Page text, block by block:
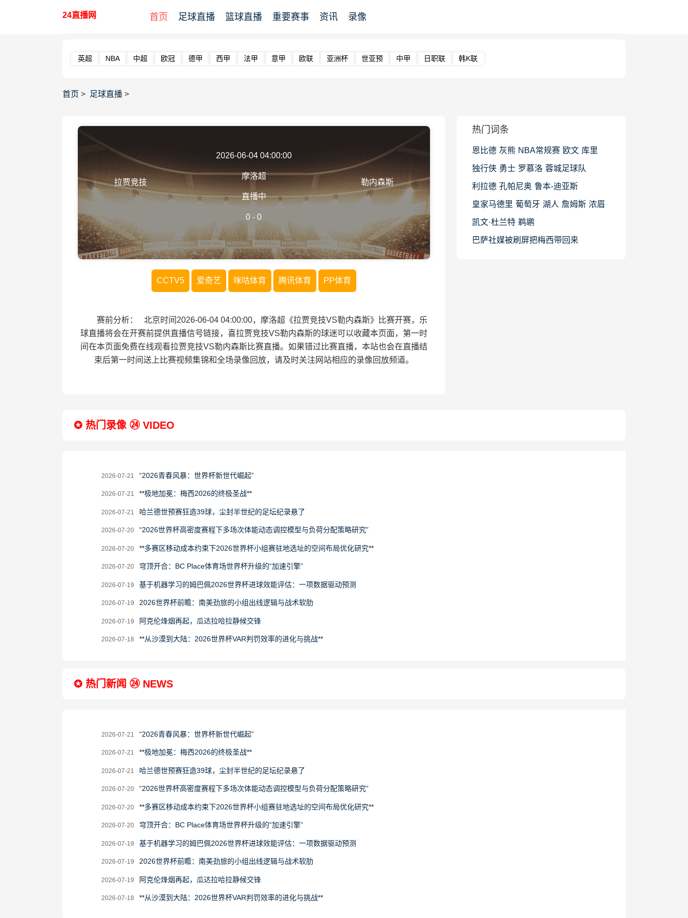
24直播网 首页 足球直播 篮球直播 重要赛事 资讯 录像
英超 NBA 中超 欧冠 德甲 西甲 法甲 意甲 欧联 亚洲杯 世亚预 中甲 日职联 韩K联
首页 > 足球直播 >
拉贾竞技
2026-06-04 04:00:00
摩洛超
直播中
0 -0
勒内森斯
CCTV5 爱奇艺 咪咕体育 腾讯体育 PP体育
赛前分析： 北京时间2026-06-04 04:00:00，摩洛超《拉贾竞技VS勒内森斯》比赛开赛，乐
球直播将会在开赛前提供直播信号链接，喜拉贾竞技VS勒内森斯的球迷可以收藏本页面，第一时
间在本页面免费在线观看拉贾竞技VS勒内森斯比赛直播。如果错过比赛直播，本站也会在直播结
束后第一时间送上比赛视频集锦和全场录像回放，请及时关注网站相应的录像回放频道。
热门词条
恩比德 灰熊 NBA常规赛 欧文 库里
独行侠 勇士 罗慕洛 蓉城足球队
利拉德 孔帕尼奥 鲁本-迪亚斯
皇家马德里 葡萄牙 湖人 詹姆斯 浓眉
凯文·杜兰特 鹈鹕
巴萨社媒被刷屏把梅西带回来
✪ 热门录像 ㉔ VIDEO
2026-
07-
21
2026-07-21 “2026青春风暴：世界杯新世代崛起”
2026-
07-
21
2026-07-21 **极地加冕：梅西2026的终极圣战**
2026-
07-
21
2026-07-21 哈兰德世预赛狂造39球，尘封半世纪的足坛纪录悬了
2026-
07-
20
2026-07-20 “2026世界杯高密度赛程下多场次体能动态调控模型与负荷分配策略研究”
2026-
07-
20
2026-07-20 **多赛区移动成本约束下2026世界杯小组赛驻地选址的空间布局优化研究**
2026-
07-
20
2026-07-20 穹顶开合：BC Place体育场世界杯升级的“加速引擎”
2026-
07-
19
2026-07-19 基于机器学习的姆巴佩2026世界杯进球效能评估：一项数据驱动预测
2026-
07-
19
2026-07-19 2026世界杯前瞻：南美劲旅的小组出线逻辑与战术软肋
2026-
07-
2026-07-19 阿克伦烽烟再起，瓜达拉哈拉静候交锋
2026-
2026-07-18 **从沙漠到大陆：2026世界杯VAR判罚效率的进化与挑战**
✪ 热门新闻 ㉔ NEWS
2026-
07-
21
2026-07-21 “2026青春风暴：世界杯新世代崛起”
2026-
07-
21
2026-07-21 **极地加冕：梅西2026的终极圣战**
2026-
07-
21
2026-07-21 哈兰德世预赛狂造39球，尘封半世纪的足坛纪录悬了
2026-
07-
20
2026-07-20 “2026世界杯高密度赛程下多场次体能动态调控模型与负荷分配策略研究”
2026-
07-
20
2026-07-20 **多赛区移动成本约束下2026世界杯小组赛驻地选址的空间布局优化研究**
2026-
07-
20
2026-07-20 穹顶开合：BC Place体育场世界杯升级的“加速引擎”
2026-
07-
19
2026-07-19 基于机器学习的姆巴佩2026世界杯进球效能评估：一项数据驱动预测
2026-
07-
19
2026-07-19 2026世界杯前瞻：南美劲旅的小组出线逻辑与战术软肋
2026-
07-
2026-07-19 阿克伦烽烟再起，瓜达拉哈拉静候交锋
2026-
2026-07-18 **从沙漠到大陆：2026世界杯VAR判罚效率的进化与挑战**